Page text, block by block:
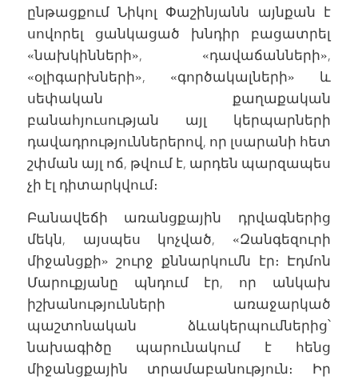
ընթացքում Նիկոլ Փաշինյանն այնքան է
սովորել ցանկացած խնդիր բացատրել
«նախկինների», «դավաճանների»,
«օլիգարխների», «գործակալների» և
սեփական քաղաքական
բանահյուսության այլ կերպարների
դավադրություններերով, որ լսարանի հետ
շփման այլ ոճ, թվում է, արդեն պարզապես
չի էլ դիտարկվում։
Բանավեճի առանցքային դրվագներից
մեկն, այսպես կոչված, «Զանգեզուրի
միջանցքի» շուրջ քննարկումն էր։ Էդմոն
Մարուքյանը պնդում էր, որ անկախ
իշխանությունների առաջարկած
պաշտոնական ձևակերպումներից՝
նախագիծը պարունակում է հենց
միջանցքային տրամաբանություն։ Իր